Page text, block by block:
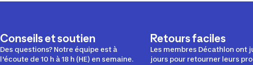
Conseils et soutien
Des questions? Notre équipe est à
l'écoute de 10 h à 18 h (HE) en semaine.
Retours faciles
Les membres Décathlon ont
jours pour retourner leurs